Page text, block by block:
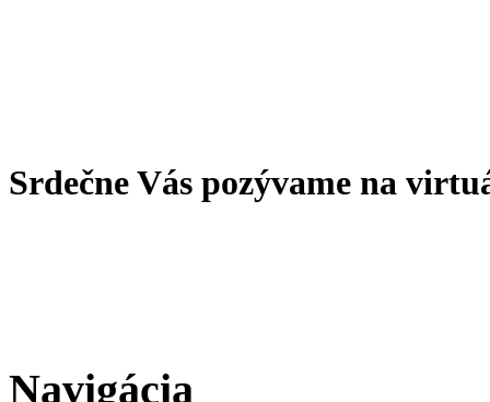
Srdečne Vás pozývame na
Navigácia